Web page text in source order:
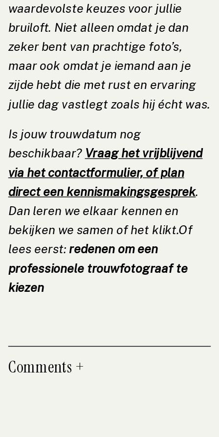
waardevolste keuzes voor jullie
bruiloft. Niet alleen omdat je dan
zeker bent van prachtige foto’s,
maar ook omdat je iemand aan je
zijde hebt die met rust en ervaring
jullie dag vastlegt zoals hij écht was.
Is jouw trouwdatum nog
beschikbaar? Vraag het vrijblijvend
via het contactformulier, of plan
direct een kennismakingsgesprek.
Dan leren we elkaar kennen en
bekijken we samen of het klikt.Of
lees eerst: redenen om een
professionele trouwfotograaf te
kiezen
Comments +